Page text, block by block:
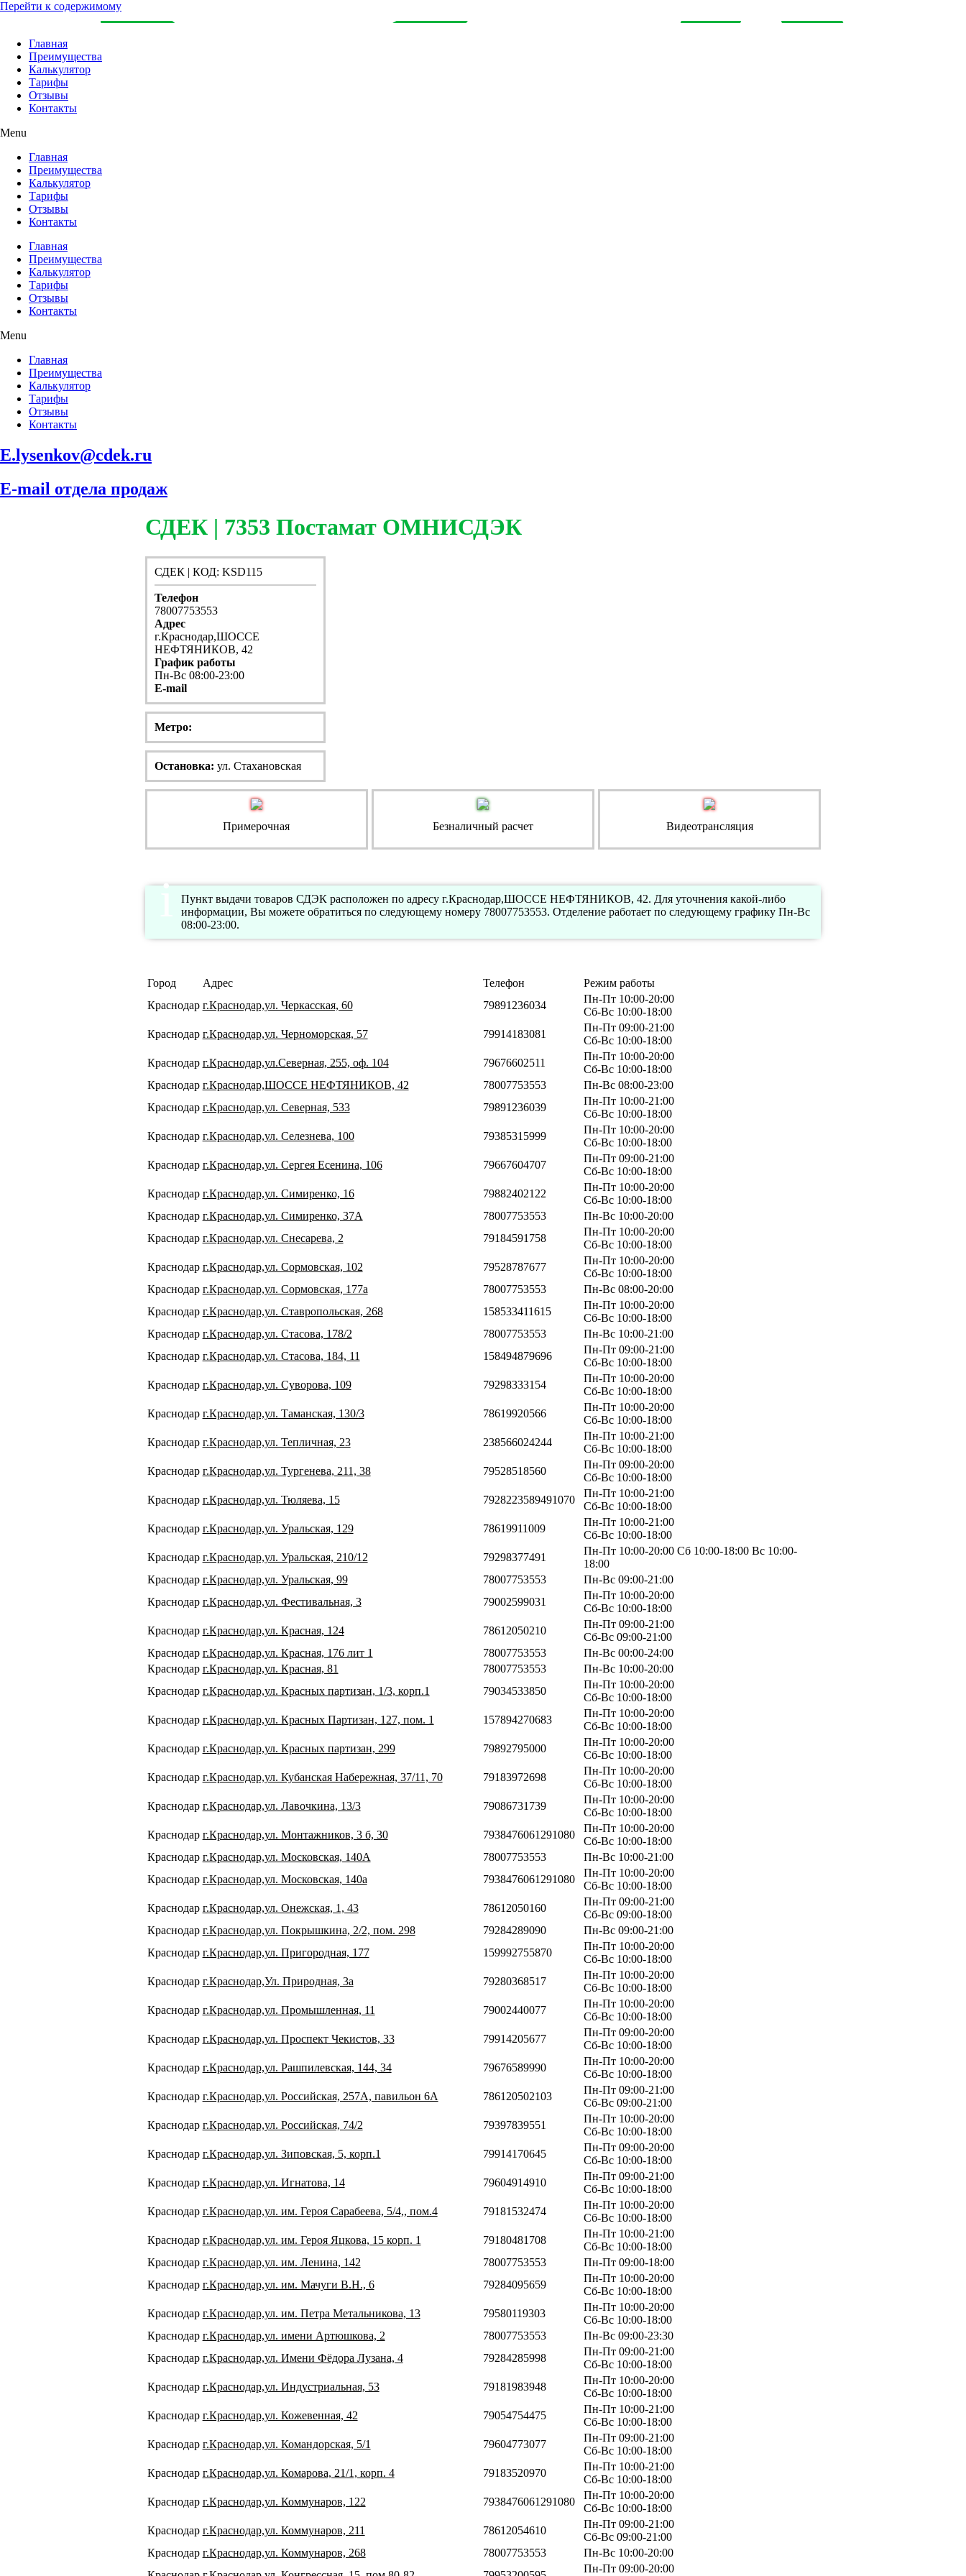
Перейти к содержимому
Главная
Преимущества
Калькулятор
Тарифы
Отзывы
Контакты
Menu
Главная
Преимущества
Калькулятор
Тарифы
Отзывы
Контакты
Главная
Преимущества
Калькулятор
Тарифы
Отзывы
Контакты
Menu
Главная
Преимущества
Калькулятор
Тарифы
Отзывы
Контакты
E.lysenkov@cdek.ru
E-mail отдела продаж
СДЕК | 7353 Постамат ОМНИСДЭК
СДЕК | КОД: KSD115
Телефон
78007753553
Адрес
г.Краснодар,ШОССЕ
НЕФТЯНИКОВ, 42
График работы
Пн-Вс 08:00-23:00
E-mail
Метро:
Остановка: ул. Стахановская
Примерочная Безналичный расчет Видеотрансляция
Пункт выдачи товаров СДЭК расположен по адресу г.Краснодар,ШОССЕ НЕФТЯНИКОВ, 42. Для уточнения какой-либо
информации, Вы можете обратиться по следующему номеру 78007753553. Отделение работает по следующему графику Пн-Вс
08:00-23:00.
Город Адрес Телефон
Режим работы
Краснодар г.Краснодар,ул. Черкасская, 60 79891236034
Пн-Пт 10:00-20:00
Сб-Вс 10:00-18:00
Краснодар г.Краснодар,ул. Черноморская, 57 79914183081
Пн-Пт 09:00-21:00
Сб-Вс 10:00-18:00
Краснодар г.Краснодар,ул.Северная, 255, оф. 104 79676602511
Пн-Пт 10:00-20:00
Сб-Вс 10:00-18:00
Краснодар г.Краснодар,ШОССЕ НЕФТЯНИКОВ, 42 78007753553
Пн-Вс 08:00-23:00
Краснодар г.Краснодар,ул. Северная, 533 79891236039
Пн-Пт 10:00-21:00
Сб-Вс 10:00-18:00
Краснодар г.Краснодар,ул. Селезнева, 100 79385315999
Пн-Пт 10:00-20:00
Сб-Вс 10:00-18:00
Краснодар г.Краснодар,ул. Сергея Есенина, 106 79667604707
Пн-Пт 09:00-21:00
Сб-Вс 10:00-18:00
Краснодар г.Краснодар,ул. Симиренко, 16 79882402122
Пн-Пт 10:00-20:00
Сб-Вс 10:00-18:00
Краснодар г.Краснодар,ул. Симиренко, 37А 78007753553
Пн-Вс 10:00-20:00
Краснодар г.Краснодар,ул. Снесарева, 2 79184591758
Пн-Пт 10:00-20:00
Сб-Вс 10:00-18:00
Краснодар г.Краснодар,ул. Сормовская, 102 79528787677
Пн-Пт 10:00-20:00
Сб-Вс 10:00-18:00
Краснодар г.Краснодар,ул. Сормовская, 177а 78007753553
Пн-Вс 08:00-20:00
Краснодар г.Краснодар,ул. Ставропольская, 268 158533411615
Пн-Пт 10:00-20:00
Сб-Вс 10:00-18:00
Краснодар г.Краснодар,ул. Стасова, 178/2 78007753553
Пн-Вс 10:00-21:00
Краснодар г.Краснодар,ул. Стасова, 184, 11 158494879696
Пн-Пт 09:00-21:00
Сб-Вс 10:00-18:00
Краснодар г.Краснодар,ул. Суворова, 109 79298333154
Пн-Пт 10:00-20:00
Сб-Вс 10:00-18:00
Краснодар г.Краснодар,ул. Таманская, 130/3 78619920566
Пн-Пт 10:00-20:00
Сб-Вс 10:00-18:00
Краснодар г.Краснодар,ул. Тепличная, 23 238566024244
Пн-Пт 10:00-21:00
Сб-Вс 10:00-18:00
Краснодар г.Краснодар,ул. Тургенева, 211, 38 79528518560
Пн-Пт 09:00-20:00
Сб-Вс 10:00-18:00
Краснодар г.Краснодар,ул. Тюляева, 15 7928223589491070
Пн-Пт 10:00-21:00
Сб-Вс 10:00-18:00
Краснодар г.Краснодар,ул. Уральская, 129 78619911009
Пн-Пт 10:00-21:00
Сб-Вс 10:00-18:00
Краснодар г.Краснодар,ул. Уральская, 210/12 79298377491
Пн-Пт 10:00-20:00 Сб 10:00-18:00 Вс 10:00-
18:00
Краснодар г.Краснодар,ул. Уральская, 99 78007753553
Пн-Вс 09:00-21:00
Краснодар г.Краснодар,ул. Фестивальная, 3 79002599031
Пн-Пт 10:00-20:00
Сб-Вс 10:00-18:00
Краснодар г.Краснодар,ул. Красная, 124 78612050210
Пн-Пт 09:00-21:00
Сб-Вс 09:00-21:00
Краснодар г.Краснодар,ул. Красная, 176 лит 1 78007753553
Пн-Вс 00:00-24:00
Краснодар г.Краснодар,ул. Красная, 81 78007753553
Пн-Вс 10:00-20:00
Краснодар г.Краснодар,ул. Красных партизан, 1/3, корп.1 79034533850
Пн-Пт 10:00-20:00
Сб-Вс 10:00-18:00
Краснодар г.Краснодар,ул. Красных Партизан, 127, пом. 1 157894270683
Пн-Пт 10:00-20:00
Сб-Вс 10:00-18:00
Краснодар г.Краснодар,ул. Красных партизан, 299 79892795000
Пн-Пт 10:00-20:00
Сб-Вс 10:00-18:00
Краснодар г.Краснодар,ул. Кубанская Набережная, 37/11, 70 79183972698
Пн-Пт 10:00-20:00
Сб-Вс 10:00-18:00
Краснодар г.Краснодар,ул. Лавочкина, 13/3 79086731739
Пн-Пт 10:00-20:00
Сб-Вс 10:00-18:00
Краснодар г.Краснодар,ул. Монтажников, 3 б, 30 7938476061291080
Пн-Пт 10:00-20:00
Сб-Вс 10:00-18:00
Краснодар г.Краснодар,ул. Московская, 140А 78007753553
Пн-Вс 10:00-21:00
Краснодар г.Краснодар,ул. Московская, 140а 7938476061291080
Пн-Пт 10:00-20:00
Сб-Вс 10:00-18:00
Краснодар г.Краснодар,ул. Онежская, 1, 43 78612050160
Пн-Пт 09:00-21:00
Сб-Вс 09:00-18:00
Краснодар г.Краснодар,ул. Покрышкина, 2/2, пом. 298 79284289090
Пн-Вс 09:00-21:00
Краснодар г.Краснодар,ул. Пригородная, 177 159992755870
Пн-Пт 10:00-20:00
Сб-Вс 10:00-18:00
Краснодар г.Краснодар,Ул. Природная, 3а 79280368517
Пн-Пт 10:00-20:00
Сб-Вс 10:00-18:00
Краснодар г.Краснодар,ул. Промышленная, 11 79002440077
Пн-Пт 10:00-20:00
Сб-Вс 10:00-18:00
Краснодар г.Краснодар,ул. Проспект Чекистов, 33 79914205677
Пн-Пт 09:00-20:00
Сб-Вс 10:00-18:00
Краснодар г.Краснодар,ул. Рашпилевская, 144, 34 79676589990
Пн-Пт 10:00-20:00
Сб-Вс 10:00-18:00
Краснодар г.Краснодар,ул. Российская, 257A, павильон 6А 786120502103
Пн-Пт 09:00-21:00
Сб-Вс 09:00-21:00
Краснодар г.Краснодар,ул. Российская, 74/2 79397839551
Пн-Пт 10:00-20:00
Сб-Вс 10:00-18:00
Краснодар г.Краснодар,ул. Зиповская, 5, корп.1 79914170645
Пн-Пт 09:00-20:00
Сб-Вс 10:00-18:00
Краснодар г.Краснодар,ул. Игнатова, 14 79604914910
Пн-Пт 09:00-21:00
Сб-Вс 10:00-18:00
Краснодар г.Краснодар,ул. им. Героя Сарабеева, 5/4,, пом.4 79181532474
Пн-Пт 10:00-20:00
Сб-Вс 10:00-18:00
Краснодар г.Краснодар,ул. им. Героя Яцкова, 15 корп. 1 79180481708
Пн-Пт 10:00-21:00
Сб-Вс 10:00-18:00
Краснодар г.Краснодар,ул. им. Ленина, 142 78007753553
Пн-Пт 09:00-18:00
Краснодар г.Краснодар,ул. им. Мачуги В.Н., 6 79284095659
Пн-Пт 10:00-20:00
Сб-Вс 10:00-18:00
Краснодар г.Краснодар,ул. им. Петра Метальникова, 13 79580119303
Пн-Пт 10:00-20:00
Сб-Вс 10:00-18:00
Краснодар г.Краснодар,ул. имени Артюшкова, 2 78007753553
Пн-Вс 09:00-23:30
Краснодар г.Краснодар,ул. Имени Фёдора Лузана, 4 79284285998
Пн-Пт 09:00-21:00
Сб-Вс 10:00-18:00
Краснодар г.Краснодар,ул. Индустриальная, 53 79181983948
Пн-Пт 10:00-20:00
Сб-Вс 10:00-18:00
Краснодар г.Краснодар,ул. Кожевенная, 42 79054754475
Пн-Пт 10:00-21:00
Сб-Вс 10:00-18:00
Краснодар г.Краснодар,ул. Командорская, 5/1 79604773077
Пн-Пт 09:00-21:00
Сб-Вс 10:00-18:00
Краснодар г.Краснодар,ул. Комарова, 21/1, корп. 4 79183520970
Пн-Пт 10:00-21:00
Сб-Вс 10:00-18:00
Краснодар г.Краснодар,ул. Коммунаров, 122 7938476061291080
Пн-Пт 10:00-20:00
Сб-Вс 10:00-18:00
Краснодар г.Краснодар,ул. Коммунаров, 211 78612054610
Пн-Пт 09:00-21:00
Сб-Вс 09:00-21:00
Краснодар г.Краснодар,ул. Коммунаров, 268 78007753553
Пн-Вс 10:00-20:00
Пн-Пт 09:00-20:00